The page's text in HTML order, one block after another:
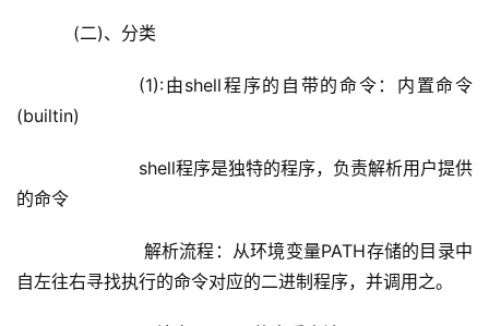
(二)、分类
(1):由shell程序的自带的命令：内置命令
(builtin)
shell程序是独特的程序，负责解析用户提供
的命令
解析流程：从环境变量PATH存储的目录中
自左往右寻找执行的命令对应的二进制程序，并调用之。